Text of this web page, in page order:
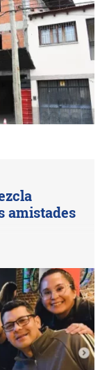
amistades